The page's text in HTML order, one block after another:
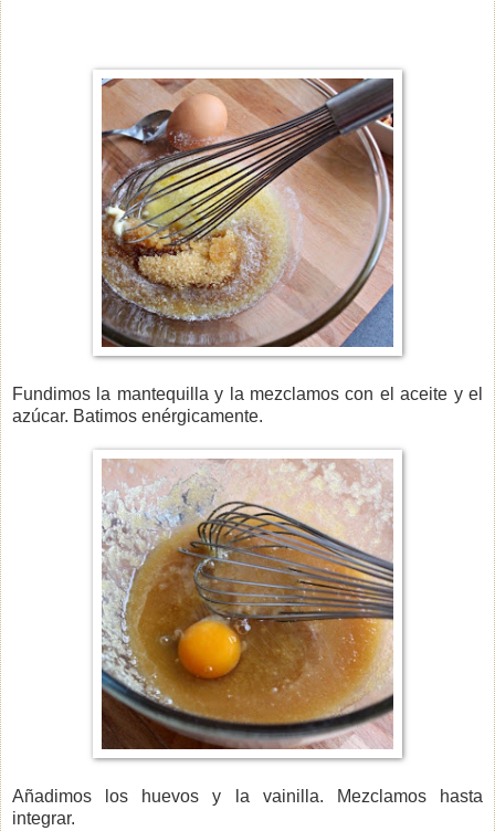
Fundimos la mantequilla y la mezclamos con el aceite y el
azúcar. Batimos enérgicamente.
Añadimos los huevos y la vainilla. Mezclamos hasta
integrar.